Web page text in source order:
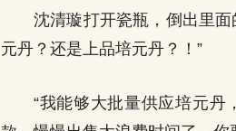
沈清璇打开瓷瓶，倒出里
元丹？还是上品培元丹？！”
“我能够大批量供应培元丹